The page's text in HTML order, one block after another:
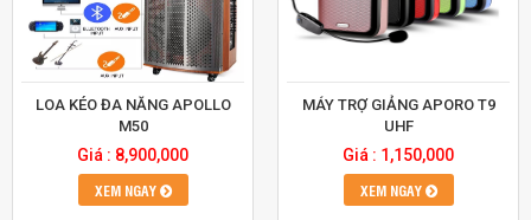
LOA KÉO ĐA NĂNG APOLLO
M50
Giá : 8,900,000
XEM NGAY
MÁY TRỢ GIẢNG APORO T9
UHF
Giá : 1,150,000
XEM NGAY